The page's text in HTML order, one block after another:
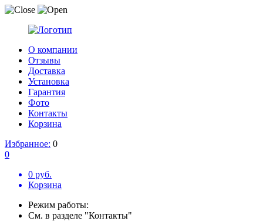
О компании
Отзывы
Доставка
Установка
Гарантия
Фото
Контакты
Корзина
Избранное: 0
0
0 руб.
Корзина
Режим работы:
См. в разделе "Контакты"